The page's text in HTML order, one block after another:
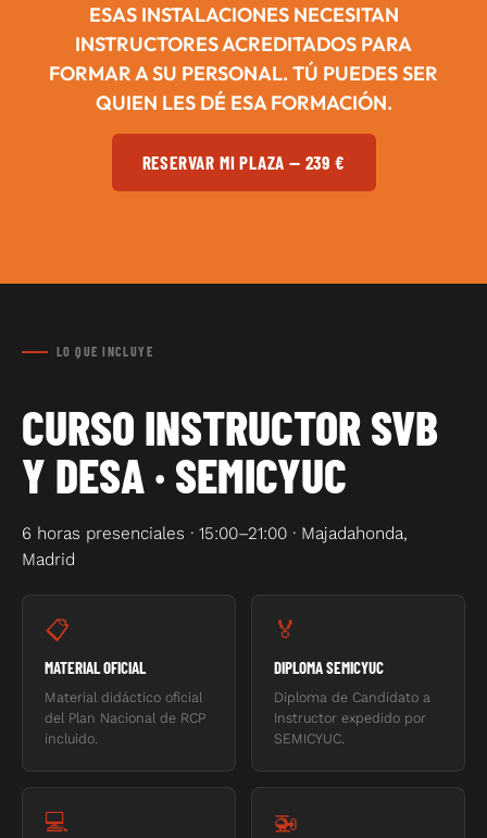
ESAS INSTALACIONES NECESITAN
INSTRUCTORES ACREDITADOS PARA
FORMAR A SU PERSONAL. TÚ PUEDES SER
QUIEN LES DÉ ESA FORMACIÓN.
RESERVAR MI PLAZA — 239 €
LO QUE INCLUYE
CURSO INSTRUCTOR SVB
Y DESA · SEMICYUC
6 horas presenciales · 15:00–21:00 · Majadahonda,
Madrid
📋
MATERIAL OFICIAL
Material didáctico oficial
del Plan Nacional de RCP
incluido.
🏅
DIPLOMA SEMICYUC
Diploma de Candidato a
Instructor expedido por
SEMICYUC.
💻 🚁